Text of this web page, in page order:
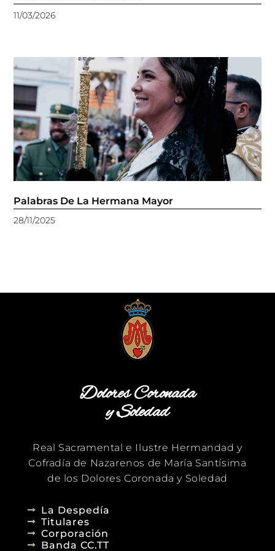
11/03/2026
Palabras De La Hermana Mayor
28/11/2025
Dolores Coronada
y Soledad
Real Sacramental e Ilustre Hermandad y
Cofradía de Nazarenos de María Santísima
de los Dolores Coronada y Soledad
La Despedía
Titulares
Corporación
Banda CC.TT